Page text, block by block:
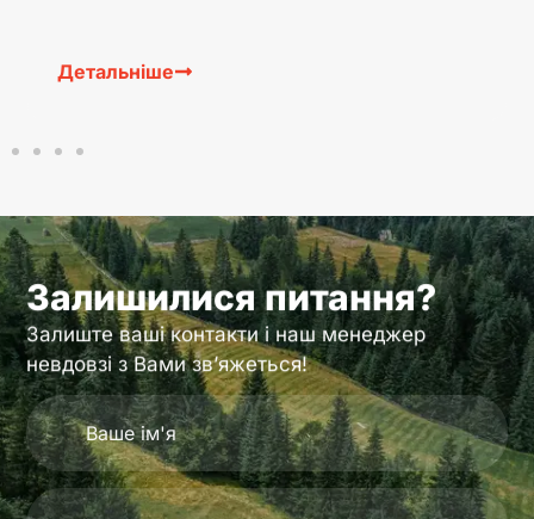
Детальніше
Залишилися питання?
Залиште ваші контакти і наш менеджер
невдовзі з Вами зв’яжеться!